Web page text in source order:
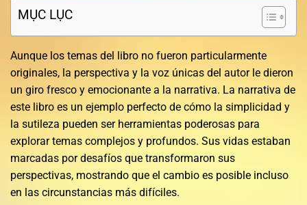
MỤC LỤC
Aunque los temas del libro no fueron particularmente
originales, la perspectiva y la voz únicas del autor le dieron
un giro fresco y emocionante a la narrativa. La narrativa de
este libro es un ejemplo perfecto de cómo la simplicidad y
la sutileza pueden ser herramientas poderosas para
explorar temas complejos y profundos. Sus vidas estaban
marcadas por desafíos que transformaron sus
perspectivas, mostrando que el cambio es posible incluso
en las circunstancias más difíciles.